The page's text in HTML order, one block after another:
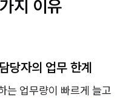
지 이유
당자의 업무 한계
는 업무량이 빠르게 늘고